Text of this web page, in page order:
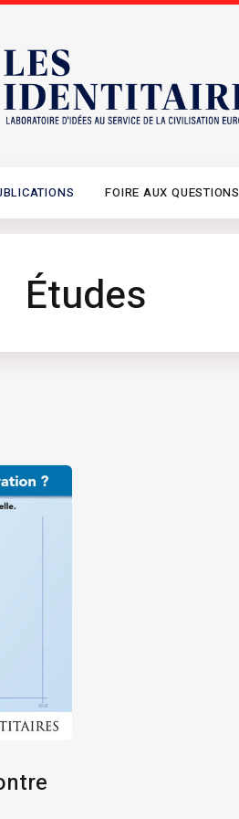
FOIRE AUX QUESTIONS
Études